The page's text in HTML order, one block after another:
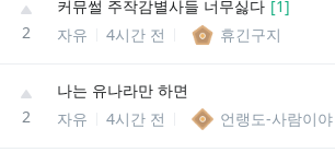
2
커뮤썰 주작감별사들 너무싫다 [1]
자유
4시간 전 휴긴구지
2
나는 유나라만 하면
자유
4시간 전 언랭도-사람이야